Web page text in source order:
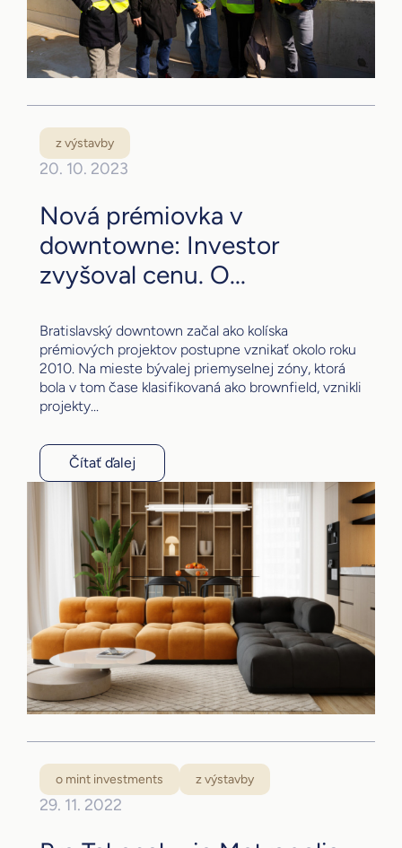
20. 10. 2023
z výstavby
Nová prémiovka v
downtowne: Investor
zvyšoval cenu. O...
Bratislavský downtown začal ako kolíska
prémiových projektov postupne vznikať okolo roku
2010. Na mieste bývalej priemyselnej zóny, ktorá
bola v tom čase klasifikovaná ako brownfield, vznikli
projekty...
Čítať ďalej
29. 11. 2022
o mint investments z výstavby